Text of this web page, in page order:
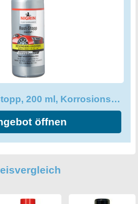
Lack auf Tannin-Basis mit
und sind auf der sicheren
Der Lieferumfang umfasst
Stopp, um sicherzustellen, dass
abschließen können. Investieren
und profitieren Sie von einem
Korrosionsschutz mit
NIGRIN Rost-Stopp, 200 ml, Korrosionsschutz auf Tanin-Basis
öffnen